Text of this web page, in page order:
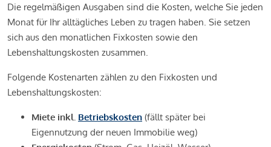
Die regelmäßigen Ausgaben sind die Kosten, welche Sie jeden
Monat für Ihr alltägliches Leben zu tragen haben. Sie setzen
sich aus den monatlichen Fixkosten sowie den
Lebenshaltungskosten zusammen.
Folgende Kostenarten zählen zu den Fixkosten und
Lebenshaltungskosten:
Miete inkl. Betriebskosten (fällt später bei
Eigennutzung der neuen Immobilie weg)